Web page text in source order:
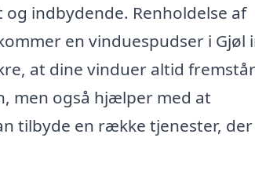
indbydende. Renholdelse af
en vinduespudser i Gjøl
at dine vinduer altid fremstår
men også hjælper med at
tilbyde en række tjenester,